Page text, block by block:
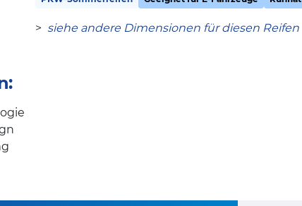
> siehe andere Dimensionen für diesen Reifen